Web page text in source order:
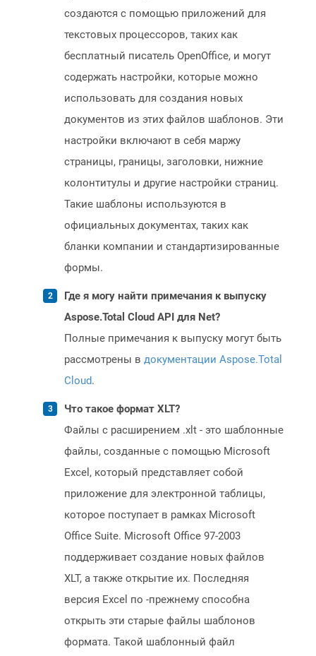
создаются с помощью приложений для
текстовых процессоров, таких как
бесплатный писатель OpenOffice, и могут
содержать настройки, которые можно
использовать для создания новых
документов из этих файлов шаблонов. Эти
настройки включают в себя маржу
страницы, границы, заголовки, нижние
колонтитулы и другие настройки страниц.
Такие шаблоны используются в
официальных документах, таких как
бланки компании и стандартизированные
формы.
Где я могу найти примечания к выпуску
Aspose.Total Cloud API для Net?
Полные примечания к выпуску могут быть
рассмотрены в документации Aspose.Total
Cloud.
Что такое формат XLT?
Файлы с расширением .xlt - это шаблонные
файлы, созданные с помощью Microsoft
Excel, который представляет собой
приложение для электронной таблицы,
которое поступает в рамках Microsoft
Office Suite. Microsoft Office 97-2003
поддерживает создание новых файлов
XLT, а также открытие их. Последняя
версия Excel по -прежнему способна
открыть эти старые файлы шаблонов
формата. Такой шаблонный файл